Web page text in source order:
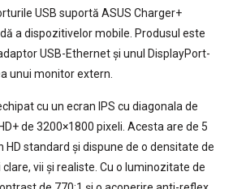
USB suportă ASUS Charger+
a dispozitivelor mobile. Produsul este
USB-Ethernet și unul DisplayPort-
unui monitor extern.
cu un ecran IPS cu diagonala de
de 3200×1800 pixeli. Acesta are de 5
HD standard și dispune de o densitate de
vii și realiste. Cu o luminozitate de